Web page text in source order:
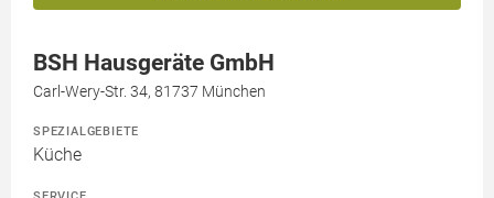
BSH Hausgeräte GmbH
Carl-Wery-Str. 34, 81737 München
SPEZIALGEBIETE
Küche